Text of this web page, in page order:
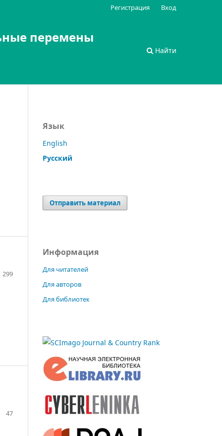
перемены
Найти
Регистрация Вход
299
47
Язык
English
Русский
Отправить материал
Информация
Для читателей
Для авторов
Для библиотек